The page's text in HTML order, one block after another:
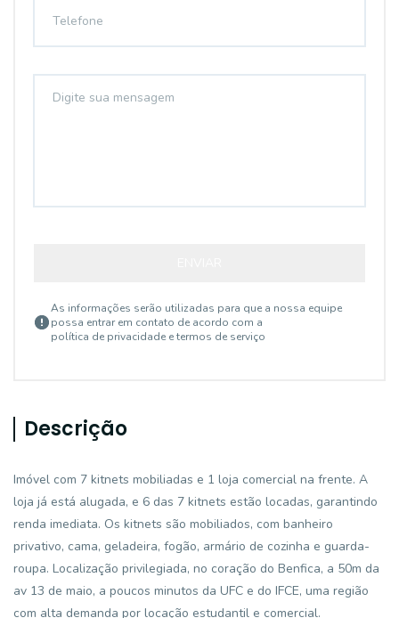
As informações serão utilizadas para que a nossa equipe
possa entrar em contato de acordo com a
política de privacidade e termos de serviço
Descrição
Imóvel com 7 kitnets mobiliadas e 1 loja comercial na frente. A
loja já está alugada, e 6 das 7 kitnets estão locadas, garantindo
renda imediata. Os kitnets são mobiliados, com banheiro
privativo, cama, geladeira, fogão, armário de cozinha e guarda-
roupa. Localização privilegiada, no coração do Benfica, a 50m da
av 13 de maio, a poucos minutos da UFC e do IFCE, uma região
com alta demanda por locação estudantil e comercial.